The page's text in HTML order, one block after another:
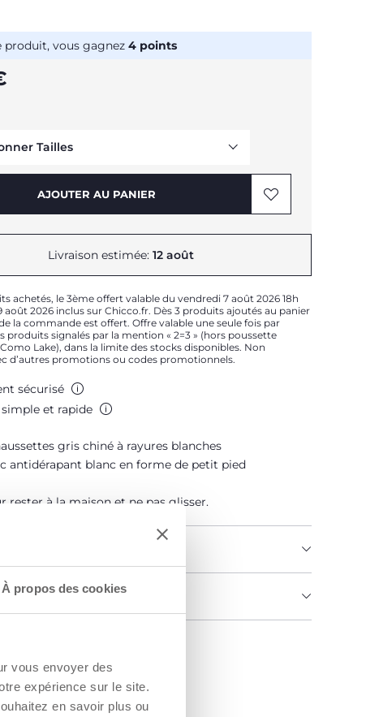
À propos des cookies
vous envoyer des
expérience sur le site.
en savoir plus ou
produit, vous gagnez 4 points
Tailles
Me prévenir
Me prévenir
AJOUTER AU PANIER
Livraison estimée: 12 août
achetés, le 3ème offert valable du vendredi 7 août 2026 18h
août 2026 inclus sur Chicco.fr. Dès 3 produits ajoutés au panier
la commande est offert. Offre valable une seule fois par
produits signalés par la mention « 2=3 » (hors poussette
Como Lake), dans la limite des stocks disponibles. Non
d’autres promotions ou codes promotionnels.
sécurisé
et rapide
gris chiné à rayures blanches
antidérapant blanc en forme de petit pied
rester à la maison et ne pas glisser.
ET INSTRUCTIONS